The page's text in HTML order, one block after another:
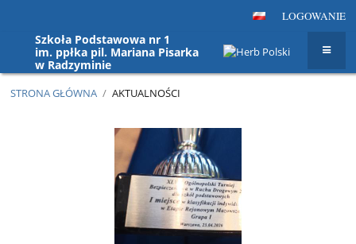
LOGOWANIE
Szkoła Podstawowa nr 1
im. ppłka pil. Mariana Pisarka
w Radzyminie
STRONA GŁÓWNA / AKTUALNOŚCI